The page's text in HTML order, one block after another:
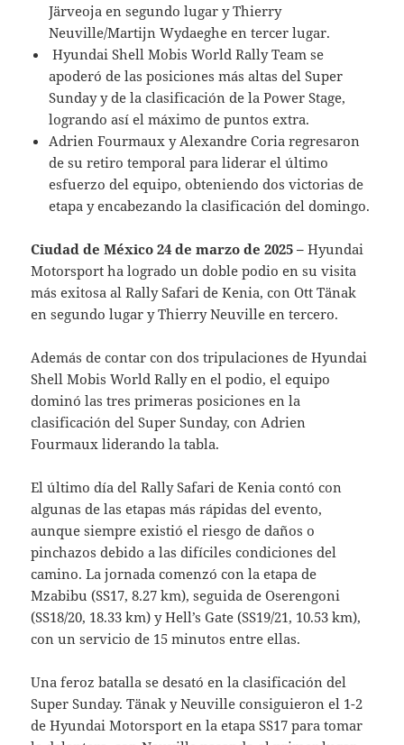
Järveoja en segundo lugar y Thierry
Neuville/Martijn Wydaeghe en tercer lugar.
Hyundai Shell Mobis World Rally Team se
apoderó de las posiciones más altas del Super
Sunday y de la clasificación de la Power Stage,
logrando así el máximo de puntos extra.
Adrien Fourmaux y Alexandre Coria regresaron
de su retiro temporal para liderar el último
esfuerzo del equipo, obteniendo dos victorias de
etapa y encabezando la clasificación del domingo.
Ciudad de México 24 de marzo de 2025 –Hyundai
Motorsport ha logrado un doble podio en su visita
más exitosa al Rally Safari de Kenia, con Ott Tänak
en segundo lugar y Thierry Neuville en tercero.
Además de contar con dos tripulaciones de Hyundai
Shell Mobis World Rally en el podio, el equipo
dominó las tres primeras posiciones en la
clasificación del Super Sunday, con Adrien
Fourmaux liderando la tabla.
El último día del Rally Safari de Kenia contó con
algunas de las etapas más rápidas del evento,
aunque siempre existió el riesgo de daños o
pinchazos debido a las difíciles condiciones del
camino. La jornada comenzó con la etapa de
Mzabibu (SS17, 8.27 km), seguida de Oserengoni
(SS18/20, 18.33 km) y Hell’s Gate (SS19/21, 10.53 km),
con un servicio de 15 minutos entre ellas.
Una feroz batalla se desató en la clasificación del
Super Sunday. Tänak y Neuville consiguieron el 1-2
de Hyundai Motorsport en la etapa SS17 para tomar